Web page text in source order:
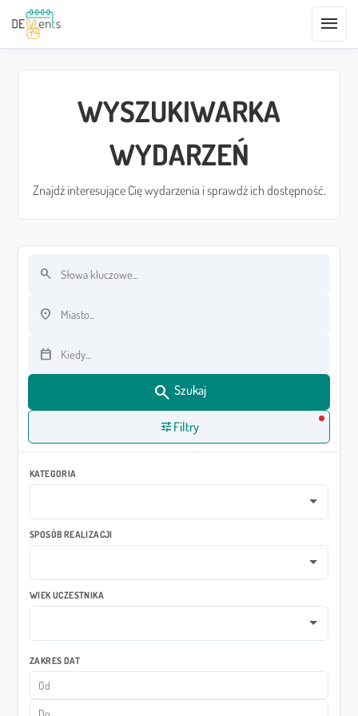
menu
WYSZUKIWARKA
WYDARZEŃ
Znajdź interesujące Cię wydarzenia i sprawdź ich dostępność.
Szukaj po słowach kluczowych
search
Szukaj po lokalizacji
location_on
Data od
calendar_today
search Szukaj
tune Filtry
KATEGORIA
SPOSÓB REALIZACJI
WIEK UCZESTNIKA
ZAKRES DAT